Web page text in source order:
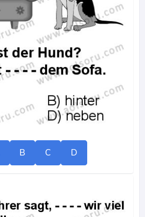
B C D